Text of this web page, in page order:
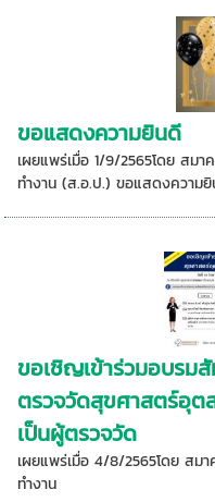
ขอแสดงความยินดี
เผยแพร่เมื่อ 1/9/2565โดย สมา
ทำงาน (ส.อ.ป.) ขอแสดงความ
ขอเชิญเข้าร่วมอบรม
ตรวจวัดสุขศาสตร์อุต
เป็นผู้ตรวจวัด
เผยแพร่เมื่อ 4/8/2565โดย สม
ทำงาน